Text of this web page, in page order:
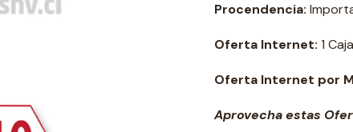
Procendencia:
Oferta Internet: 1
Oferta Internet por
Aprovecha estas